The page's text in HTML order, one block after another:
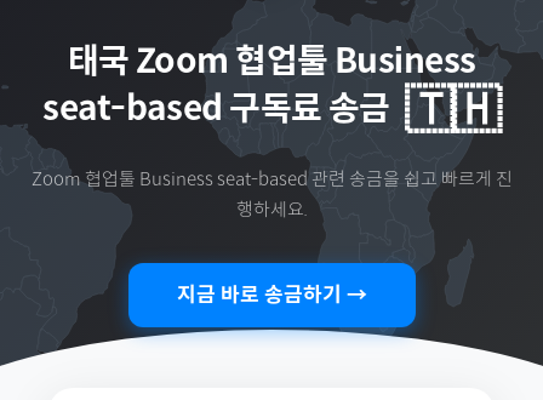
태국 Zoom 협업툴 Business
seat-based 구독료 송금 🇹🇭
Zoom 협업툴 Business seat-based관련 송금을 쉽고 빠르게 진
행하세요.
지금 바로 송금하기 →